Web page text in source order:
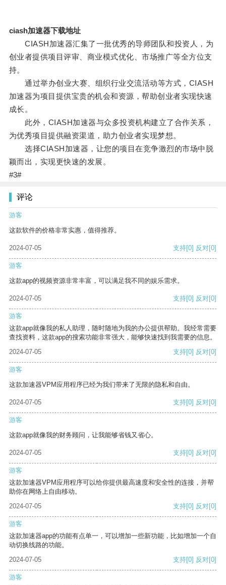
ciash加速器下载地址
CIASH加速器汇集了一批优秀的导师团队和投资人，为
创业者提供项目评审、商业模式优化、市场推广等全方位支
持。
通过举办创业大赛、组织行业交流活动等方式，CIASH
加速器为项目提供宝贵的机会和资源，帮助创业者实现快速
成长。
此外，CIASH加速器与众多投资机构建立了合作关系，
为优秀项目提供融资渠道，助力创业者实现梦想。
选择CIASH加速器，让您的项目在竞争激烈的市场中脱
颖而出，实现更快速的发展。
#3#
评论
游客
这款软件的价格非常实惠，值得推荐。
2024-07-05 支持[0] 反对[0]
游客
这款app的视频资源非常丰富，可以满足我不同的娱乐需求。
2024-07-05 支持[0] 反对[0]
游客
这款app就像我的私人助理，随时随地为我的办公提供帮助。我经常需要
查找资料，这款app的搜索功能非常强大，能够快速找到我需要的信息。
2024-07-05
支持[0] 反对[0]
游客
这款加速器VPM应用程序已经为我们带来了无限的隐私和自由。
2024-07-05 支持[0] 反对[0]
游客
这款app就像我的财务顾问，让我能够省钱又省心。
2024-07-05 支持[0] 反对[0]
游客
这款加速器VPM应用程序可以给你提供最高速度和安全性的连接，并帮
助你在网络上自由移动。
2024-07-05
支持[0] 反对[0]
游客
这款加速器app的功能有点单一，可以增加一些新功能，比如增加一个自
动切换线路的功能。
2024-07-05
支持[0] 反对[0]
游客